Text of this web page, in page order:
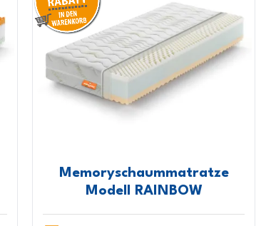
Memoryschaummatratze
Modell RAINBOW